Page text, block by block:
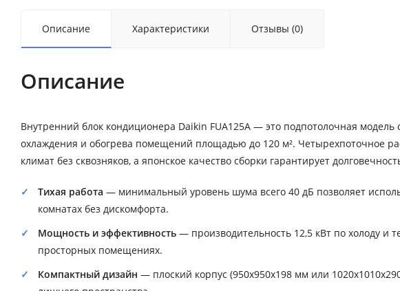
Описание Характеристики Отзывы (0)
Описание
Внутренний блок кондиционера Daikin FUA125A — это подпотолочная модель
охлаждения и обогрева помещений площадью до 120 м². Четырехпоточное
климат без сквозняков, а японское качество сборки гарантирует
Тихая работа — минимальный уровень шума всего 40 дБ позволяет
комнатах без дискомфорта.
Мощность и эффективность — производительность 12,5 кВт по холоду и
просторных помещениях.
Компактный дизайн — плоский корпус (950x950x198 мм или